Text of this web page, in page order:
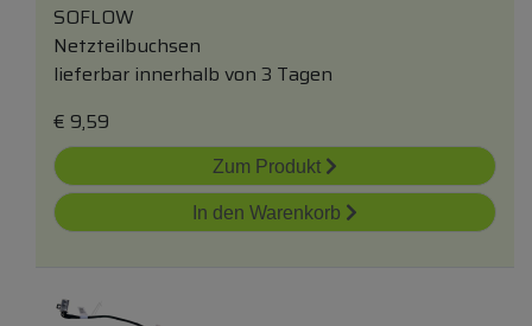
SOFLOW
Netzteilbuchsen
lieferbar innerhalb von 3 Tagen
€ 9,59
Zum Produkt
In den Warenkorb